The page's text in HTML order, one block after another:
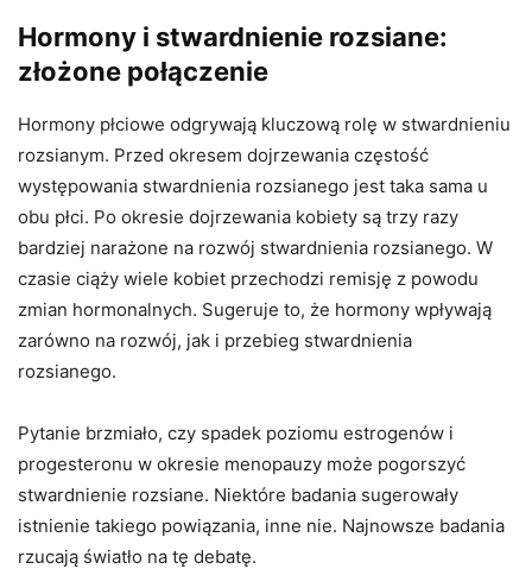
Hormony i stwardnienie rozsiane:
złożone połączenie
Hormony płciowe odgrywają kluczową rolę w stwardnieniu
rozsianym. Przed okresem dojrzewania częstość
występowania stwardnienia rozsianego jest taka sama u
obu płci. Po okresie dojrzewania kobiety są trzy razy
bardziej narażone na rozwój stwardnienia rozsianego. W
czasie ciąży wiele kobiet przechodzi remisję z powodu
zmian hormonalnych. Sugeruje to, że hormony wpływają
zarówno na rozwój, jak i przebieg stwardnienia
rozsianego.
Pytanie brzmiało, czy spadek poziomu estrogenów i
progesteronu w okresie menopauzy może pogorszyć
stwardnienie rozsiane. Niektóre badania sugerowały
istnienie takiego powiązania, inne nie. Najnowsze badania
rzucają światło na tę debatę.